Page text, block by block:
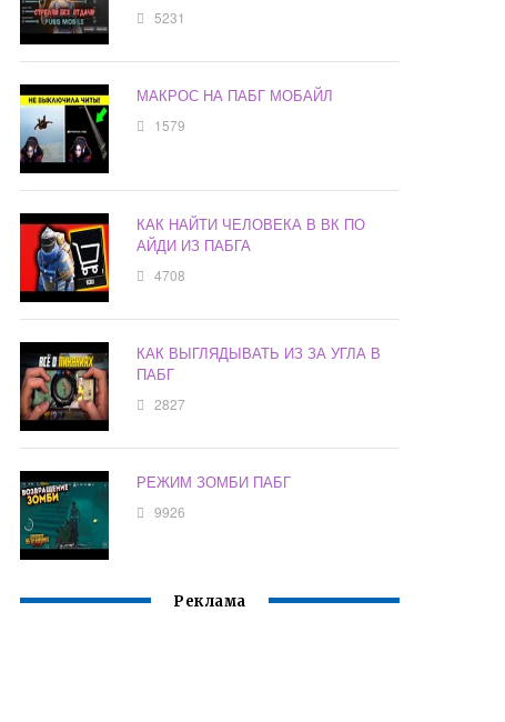
5231
МАКРОС НА ПАБГ МОБАЙЛ
1579
КАК НАЙТИ ЧЕЛОВЕКА В ВК ПО
АЙДИ ИЗ ПАБГА
4708
КАК ВЫГЛЯДЫВАТЬ ИЗ ЗА УГЛА В
ПАБГ
2827
РЕЖИМ ЗОМБИ ПАБГ
9926
Реклама